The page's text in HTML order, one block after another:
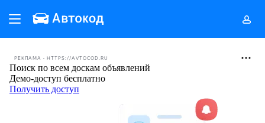
РЕКЛАМА • HTTPS://AVTOCOD.RU